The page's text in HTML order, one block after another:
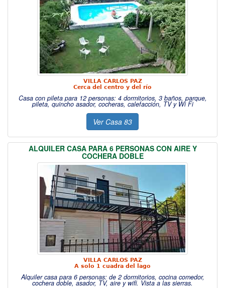
VILLA CARLOS PAZ
Cerca del centro y del río
Casa con pileta para 12 personas: 4 dormitorios, 3 baños, parque,
pileta, quincho asador, cocheras, calefacción, TV y Wi Fi
Ver Casa 83
ALQUILER CASA PARA 6 PERSONAS CON AIRE Y
COCHERA DOBLE
VILLA CARLOS PAZ
A solo 1 cuadra del lago
Alquiler casa para 6 personas: de 2 dormitorios, cocina comedor,
cochera doble, asador, TV, aire y wifi. Vista a las sierras.